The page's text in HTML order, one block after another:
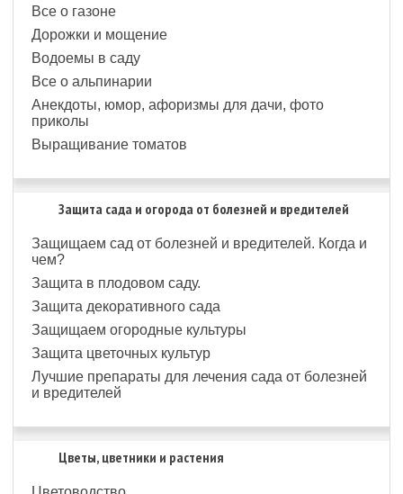
Все о газоне
Дорожки и мощение
Водоемы в саду
Все о альпинарии
Анекдоты, юмор, афоризмы для дачи, фото
приколы
Выращивание томатов
Защита сада и огорода от болезней и вредителей
Защищаем сад от болезней и вредителей. Когда и
чем?
Защита в плодовом саду.
Защита декоративного сада
Защищаем огородные культуры
Защита цветочных культур
Лучшие препараты для лечения сада от болезней
и вредителей
Цветы, цветники и растения